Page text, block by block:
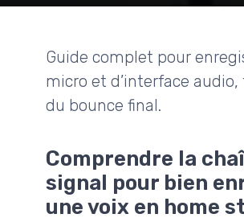
Guide complet pour
micro et d’interface
du bounce final.
Comprendre la
signal pour bien
une voix en home